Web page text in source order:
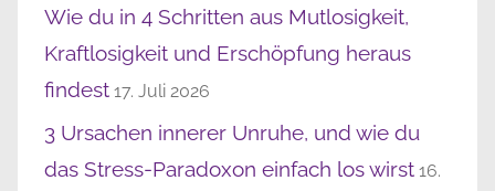
Wie du in 4 Schritten aus Mutlosigkeit,
Kraftlosigkeit und Erschöpfung heraus
findest 17. Juli 2026
3 Ursachen innerer Unruhe, und wie du
das Stress-Paradoxon einfach los wirst 16.